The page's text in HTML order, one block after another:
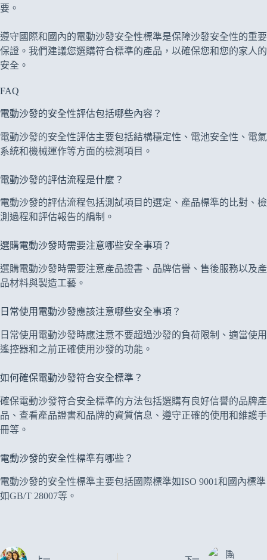
要。
遵守國際和國內的電動沙發安全性標準是保障沙發安全性的重要
保證。我們建議您選購符合標準的產品，以確保您和您的家人的
安全。
FAQ
電動沙發的安全性評估包括哪些內容？
電動沙發的安全性評估主要包括結構穩定性、電池安全性、電氣
系統和機械運作等方面的檢測項目。
電動沙發的評估流程是什麼？
電動沙發的評估流程包括測試項目的選定、產品標準的比對、檢
測過程和評估報告的編制。
選購電動沙發時需要注意哪些安全事項？
選購電動沙發時需要注意產品證書、品牌信譽、售後服務以及產
品材料與製造工藝。
日常使用電動沙發應該注意哪些安全事項？
日常使用電動沙發時應注意不要超過沙發的負荷限制、適當使用
遙控器和之前正確使用沙發的功能。
如何確保電動沙發符合安全標準？
確保電動沙發符合安全標準的方法包括選購有良好信譽的品牌產
品、查看產品證書和品牌的資質信息、遵守正確的使用和維護手
冊等。
電動沙發的安全性標準有哪些？
電動沙發的安全性標準主要包括國際標準如ISO 9001和國內標準
如GB/T 28007等。